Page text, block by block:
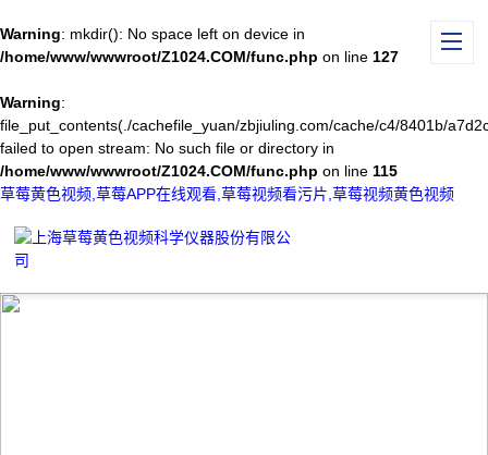
Warning: mkdir(): No space left on device in
/home/www/wwwroot/Z1024.COM/func.php on line 127
Warning:
file_put_contents(./cachefile_yuan/zbjiuling.com/cache/c4/8401b/
failed to open stream: No such file or directory in
/home/www/wwwroot/Z1024.COM/func.php on line 115
草莓黄色视频,草莓APP在线观看,草莓视频看污片,草莓视频黄色视频